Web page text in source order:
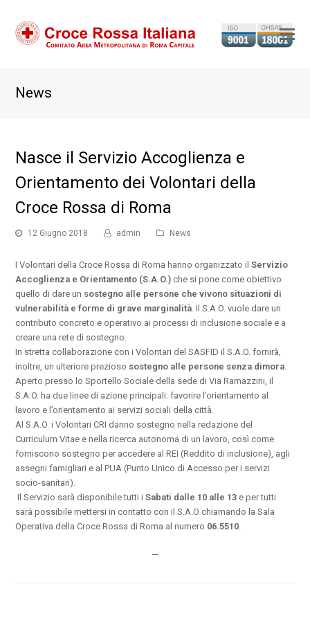
News
Nasce il Servizio Accoglienza e
Orientamento dei Volontari della
Croce Rossa di Roma
12 Giugno 2018 admin News
I Volontari della Croce Rossa di Roma hanno organizzato ilServizio
Accoglienza e Orientamento (S.A.O.) che si pone come obiettivo
quello di dare un sostegno alle persone che vivono situazioni di
vulnerabilità e forme di grave marginalità. Il S.A.O. vuole dare un
contributo concreto e operativo ai processi di inclusione sociale e a
creare una rete di sostegno.
In stretta collaborazione con i Volontari del SASFID il S.A.O. fornirà,
inoltre, un ulteriore prezioso sostegno alle persone senza dimora.
Aperto presso lo Sportello Sociale della sede di Via Ramazzini, il
S.A.O. ha due linee di azione principali: favorire l’orientamento al
lavoro e l’orientamento ai servizi sociali della città.
Al S.A.O. i Volontari CRI danno sostegno nella redazione del
Curriculum Vitae e nella ricerca autonoma di un lavoro, così come
forniscono sostegno per accedere al REI (Reddito di inclusione), agli
assegni famigliari e al PUA (Punto Unico di Accesso per i servizi
socio-sanitari).
Il Servizio sarà disponibile tutti iSabati dalle 10 alle 13 e per tutti
sarà possibile mettersi in contatto con il S.A.O chiamando la Sala
Operativa della Croce Rossa di Roma al numero 06.5510.
—